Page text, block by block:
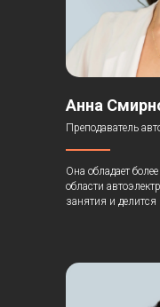
Анна
Преподаватель
Она обладает
области
занятия и